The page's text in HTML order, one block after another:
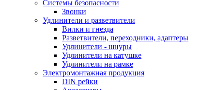
Системы безопасности
Звонки
Удлинители и разветвители
Вилки и гнезда
Разветвители, переходники, адаптеры
Удлинители - шнуры
Удлинители на катушке
Удлинители на рамке
Электромонтажная продукция
DIN рейки